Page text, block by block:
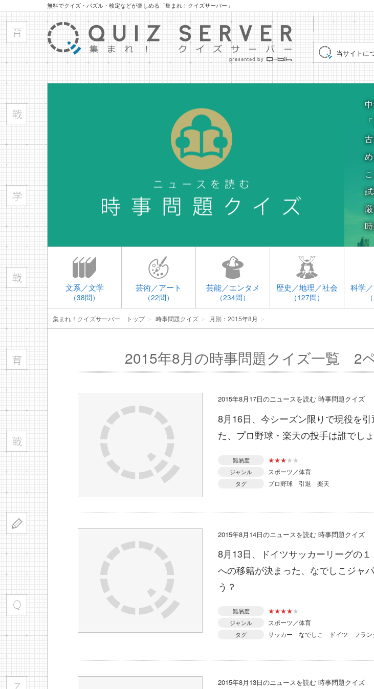
無料でクイズ・パズル・検定などが楽しめる「集まれ！クイズサーバー」
当サイトに
文系／文学
（38問）
芸術／アート
（22問）
芸能／エンタメ
（234問）
歴史／地理／社会
（127問）
科学
集まれ！クイズサーバー トップ＞ 時事問題クイズ ＞ 月別：2015年8月 ＞
2015年8月の時事問題クイズ一覧 2
2015年8月17日のニュースを読む 時事問題クイズ
8月16日、今シーズン限りで現役を
た、プロ野球・楽天の投手は誰でし
難易度 ★★★★ ★
ジャンル スポーツ／体育
タグ プロ野球 引退 楽天
2015年8月14日のニュースを読む 時事問題クイズ
8月13日、ドイツサッカーリーグの
への移籍が決まった、なでしこジャ
う？
難易度 ★★★★★
ジャンル スポーツ／体育
タグ サッカー なでしこ ドイツ フラン
2015年8月13日のニュースを読む 時事問題クイズ